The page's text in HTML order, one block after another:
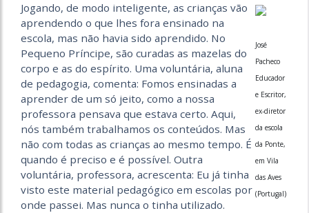
José
Pacheco
Educador
e Escritor,
ex-diretor
da escola
da Ponte,
em Vila
das Aves
(Portugal)
Jogando, de modo inteligente, as crianças vão
aprendendo o que lhes fora ensinado na
escola, mas não havia sido aprendido. No
Pequeno Príncipe, são curadas as mazelas do
corpo e as do espírito. Uma voluntária, aluna
de pedagogia, comenta: Fomos ensinadas a
aprender de um só jeito, como a nossa
professora pensava que estava certo. Aqui,
nós também trabalhamos os conteúdos. Mas
não com todas as crianças ao mesmo tempo. É
quando é preciso e é possível. Outra
voluntária, professora, acrescenta: Eu já tinha
visto este material pedagógico em escolas por
onde passei. Mas nunca o tinha utilizado.